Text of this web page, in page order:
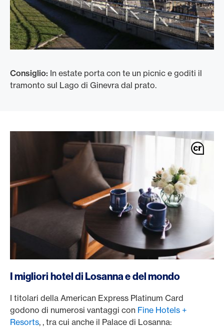
Consiglio: In estate porta con te un picnic e goditi il
tramonto sul Lago di Ginevra dal prato.
I migliori hotel di Losanna e del mondo
I titolari della American Express Platinum Card
godono di numerosi vantaggi con Fine Hotels +
Resorts, , tra cui anche il Palace di Losanna: